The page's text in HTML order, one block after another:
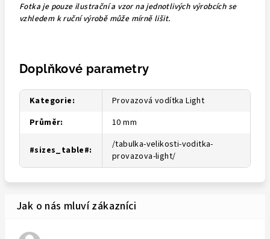
Fotka je pouze ilustrační a vzor na jednotlivých výrobcích se
vzhledem k ruční výrobě může mírně lišit.
Doplňkové parametry
Kategorie:
Provazová vodítka Light
Průměr: 10 mm
#sizes_table#:
/tabulka-velikosti-voditka-
provazova-light/